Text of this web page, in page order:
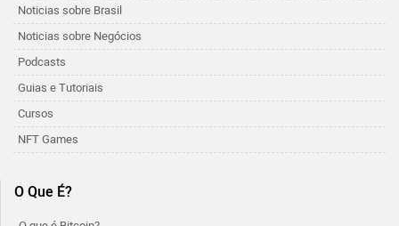
Noticias sobre Brasil
Noticias sobre Negócios
Podcasts
Guias e Tutoriais
Cursos
NFT Games
O Que É?